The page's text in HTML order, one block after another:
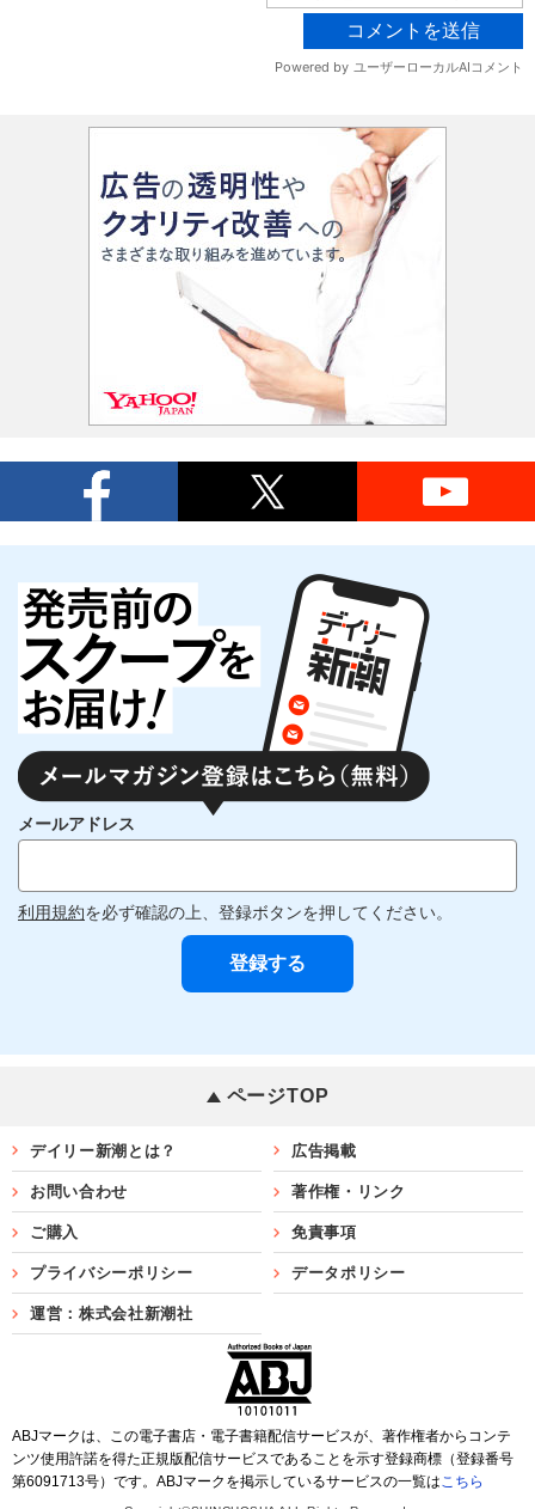
メールアドレス
利用規約を必ず確認の上、登録ボタンを押してください。
ページTOP
デイリー新潮とは？ 広告掲載
お問い合わせ 著作権・リンク
ご購入 免責事項
プライバシーポリシー データポリシー
運営：株式会社新潮社
ABJマークは、この電子書店・電子書籍配信サービスが、著作権者からコンテ
ンツ使用許諾を得た正規版配信サービスであることを示す登録商標（登録番号
第6091713号）です。ABJマークを掲示しているサービスの一覧はこちら